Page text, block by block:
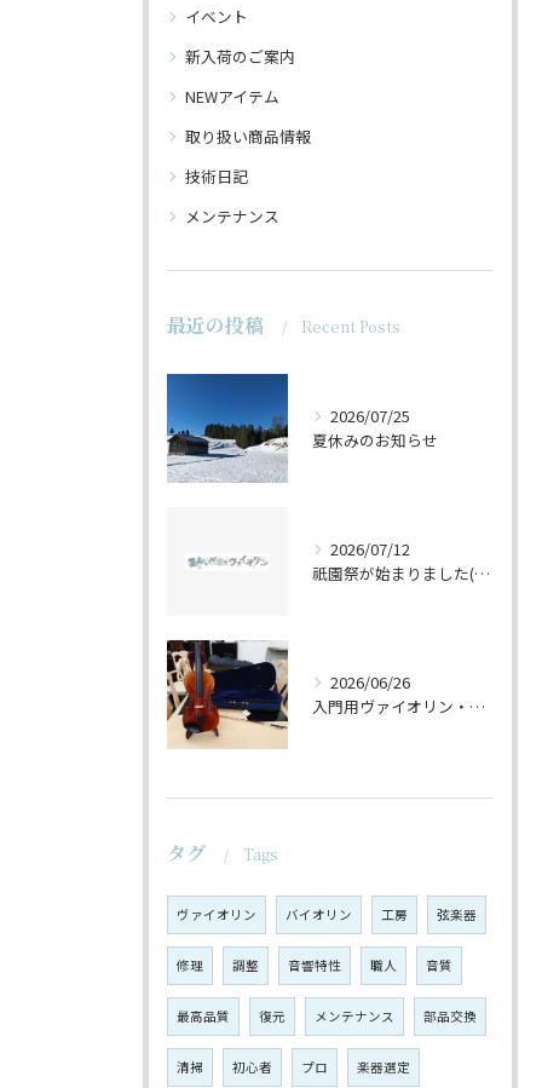
イベント
新入荷のご案内
NEWアイテム
取り扱い商品情報
技術日記
メンテナンス
最近の投稿 Recent Posts
2026/07/25
夏休みのお知らせ
2026/07/12
祇園祭が始まりました(^^♪
2026/06/26
入門用ヴァイオリン・セットの仕上げ♪
タグ Tags
ヴァイオリン バイオリン 工房 弦楽器
修理 調整 音響特性 職人 音質
最高品質 復元 メンテナンス 部品交換
清掃 初心者 プロ 楽器選定